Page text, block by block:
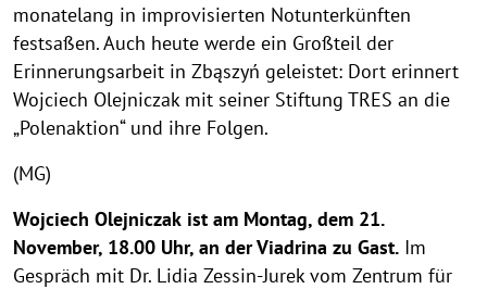
monatelang in improvisierten Notunterkünften
festsaßen. Auch heute werde ein Großteil der
Erinnerungsarbeit in Zbąszyń geleistet: Dort erinnert
Wojciech Olejniczak mit seiner Stiftung TRES an die
„Polenaktion“ und ihre Folgen.
(MG)
Wojciech Olejniczak ist am Montag, dem 21.
November, 18.00 Uhr, an der Viadrina zu Gast. Im
Gespräch mit Dr. Lidia Zessin-Jurek vom Zentrum für